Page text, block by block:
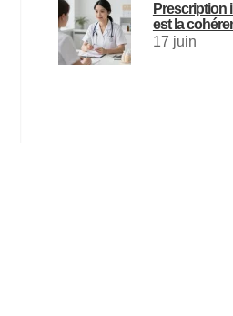
Prescription
est la
17 juin